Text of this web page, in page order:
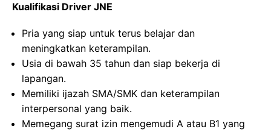
Kualifikasi Driver JNE
Pria yang siap untuk terus belajar dan
meningkatkan keterampilan.
Usia di bawah 35 tahun dan siap bekerja di
lapangan.
Memiliki ijazah SMA/SMK dan keterampilan
interpersonal yang baik.
Memegang surat izin mengemudi A atau B1 yang